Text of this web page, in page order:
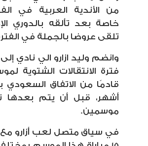
من الأندية العربية في
خاصة بعد تألقه بالدوري
تلقى عروضا بالجملة في
وانضم وليد ازارو الي نادي
أشهر، قبل أن يتم بعدها
موسمين.
في سياق متصل لعب أزارو